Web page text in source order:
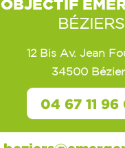
OBJECTIF
BÉZIERS
12 Bis Av. Jean
34500
04 67 11 96